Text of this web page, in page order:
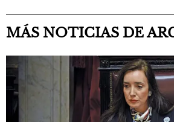
MÁS NOTICIAS DE